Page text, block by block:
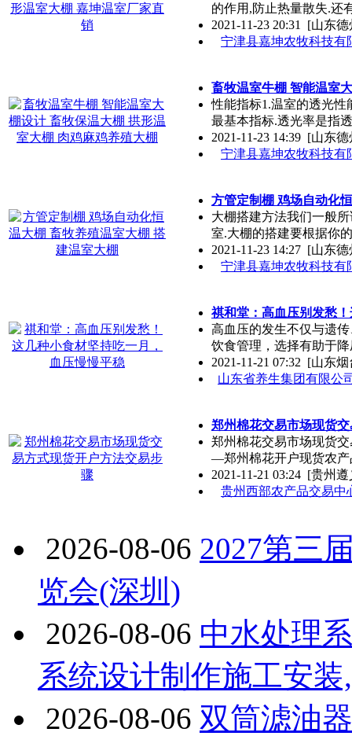
的作用,防止热量散失.还
2021-11-23 20:31 [山东德
宁津县嘉坤农牧科技有
畜牧温室牛棚 智能温室
性能指标1.温室的透光
最基本指标.透光率是指
2021-11-23 14:39 [山东德
宁津县嘉坤农牧科技有
方管定制棚 鸡场自动化
大棚搭建方法我们一般
室.大棚的搭建要根据你
2021-11-23 14:27 [山东德
宁津县嘉坤农牧科技有
祺和堂：高血压别发愁
高血压的发生不仅与遗
饮食管理，选择有助于
2021-11-21 07:32 [山东烟
山东省养生集团有限公
郑州棉花交易市场现货
郑州棉花交易市场现货
—郑州棉花开户现货农产
2021-11-21 03:24 [贵州遵
贵州西部农产品交易中
2026-08-06 2027第三
览会(深圳)
2026-08-06 中水处理
系统设计制作施工安
2026-08-06 双筒滤油